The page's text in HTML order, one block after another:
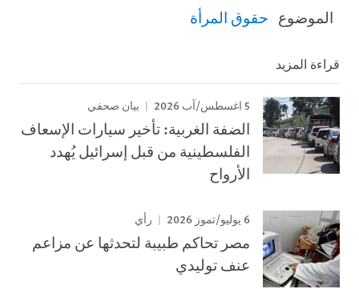
الموضوع حقوق المرأة
قراءة المزيد
5 اغسطس/آب 2026 بيان صحفي
الضفة الغربية: تأخير سيارات الإسعاف
الفلسطينية من قبل إسرائيل يُهدد
الأرواح
6 يوليو/تموز 2026 رأي
مصر تحاكم طبيبة لتحدثها عن مزاعم
عنف توليدي